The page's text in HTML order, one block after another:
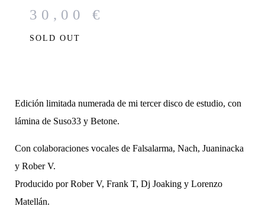
30,00 €
SOLD OUT
Edición limitada numerada de mi tercer disco de estudio, con
lámina de Suso33 y Betone.
Con colaboraciones vocales de Falsalarma, Nach, Juaninacka
y Rober V.
Producido por Rober V, Frank T, Dj Joaking y Lorenzo
Matellán.